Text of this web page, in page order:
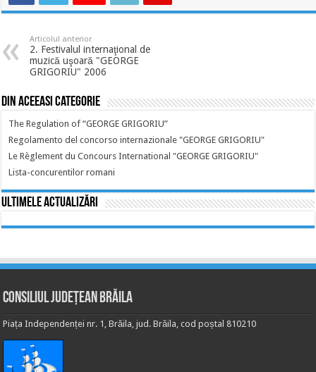
Articolul anterior
2. Festivalul internaţional de
muzică uşoară "GEORGE
GRIGORIU" 2006
Din aceeasi categorie
The Regulation of “GEORGE GRIGORIU”
Regolamento del concorso internazionale "GEORGE GRIGORIU"
Le Règlement du Concours International "GEORGE GRIGORIU"
Lista-concurentilor romani
Ultimele actualizări
Consiliul Județean Brăila
Piața Independenței nr. 1, Brăila, jud. Brăila, cod poștal 810210